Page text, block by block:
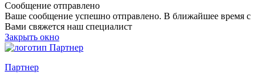
Сообщение отправлено
Ваше сообщение успешно отправлено. В ближайшее время с
Вами свяжется наш специалист
Закрыть окно
Партнер